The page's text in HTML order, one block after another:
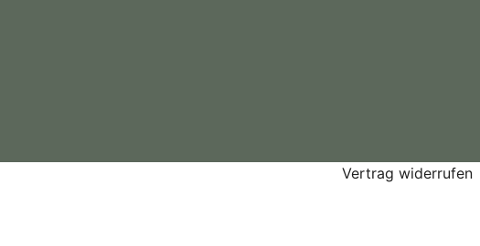
Vertrag widerrufen